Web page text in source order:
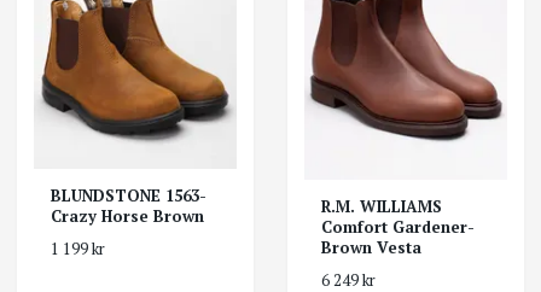
BLUNDSTONE 1563-
Crazy Horse Brown
1 199 kr
R.M. WILLIAMS
Comfort Gardener-
Brown Vesta
6 249 kr